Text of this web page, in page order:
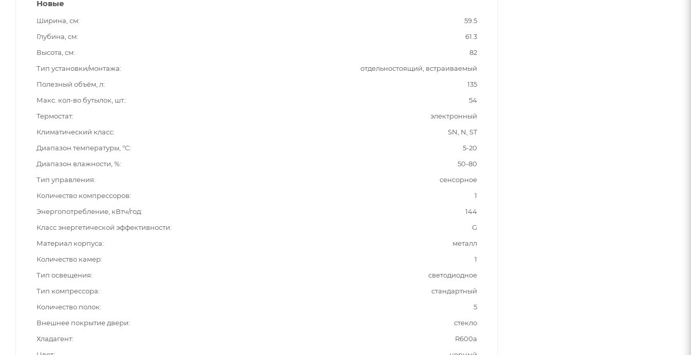
Новые
Ширина, см
59.5
Глубина, см
61.3
Высота, см
82
Тип установки/монтажа
отдельностоящий, встраиваемый
Полезный объём, л
135
Макс. кол-во бутылок, шт.
54
Термостат
электронный
Климатический класс
SN, N, ST
Диапазон температуры, °C
5-20
Диапазон влажности, %
50-80
Тип управления
сенсорное
Количество компрессоров
1
Энергопотребление, кВтч/год
144
Класс энергетической эффективности
G
Материал корпуса
металл
Количество камер
1
Тип освещения
светодиодное
Тип компрессора
стандартный
Количество полок
5
Внешнее покрытие двери
стекло
Хладагент
R600a